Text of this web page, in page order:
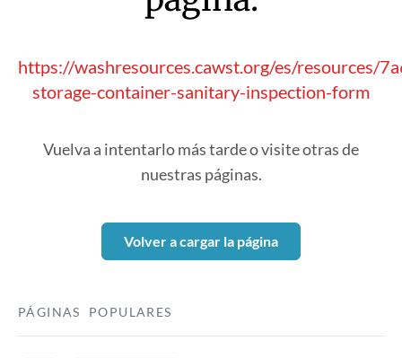
https://washresources.cawst.org/es/resources/
storage-container-sanitary-inspection-form
Vuelva a intentarlo más tarde o visite otras de
nuestras páginas.
Volver a cargar la página
PÁGINAS POPULARES